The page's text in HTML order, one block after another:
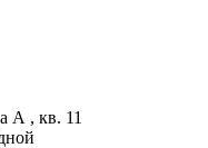
А , кв. 11